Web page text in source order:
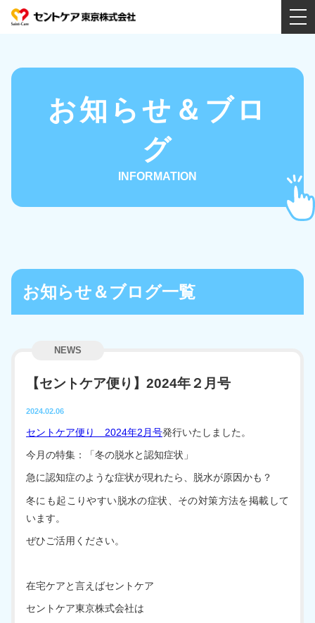
特徴
サービス
訪問介護
訪問看護
居宅介護支援
デイサービス
お知らせ＆ブロ
グ
INFORMATION
お知らせ＆ブログ一覧
【セントケア便り】2024年２月号
NEWS
2024.02.06
セントケア便り 2024年2月号発行いたしました。
今月の特集：「冬の脱水と認知症状」
急に認知症のような症状が現れたら、脱水が原因かも？
冬にも起こりやすい脱水の症状、その対策方法を掲載して
います。
ぜひご活用ください。
在宅ケアと言えばセントケア
セントケア東京株式会社は